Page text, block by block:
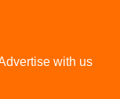
with us